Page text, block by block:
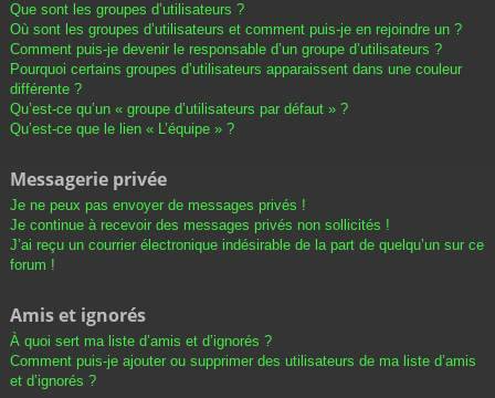
Que sont les groupes d’utilisateurs ?
Où sont les groupes d’utilisateurs et comment puis-je en rejoindre un ?
Comment puis-je devenir le responsable d’un groupe d’utilisateurs ?
Pourquoi certains groupes d’utilisateurs apparaissent dans une couleur
différente ?
Qu’est-ce qu’un « groupe d’utilisateurs par défaut » ?
Qu’est-ce que le lien « L’équipe » ?
Messagerie privée
Je ne peux pas envoyer de messages privés !
Je continue à recevoir des messages privés non sollicités !
J’ai reçu un courrier électronique indésirable de la part de quelqu’un sur ce
forum !
Amis et ignorés
À quoi sert ma liste d’amis et d’ignorés ?
Comment puis-je ajouter ou supprimer des utilisateurs de ma liste d’amis
et d’ignorés ?